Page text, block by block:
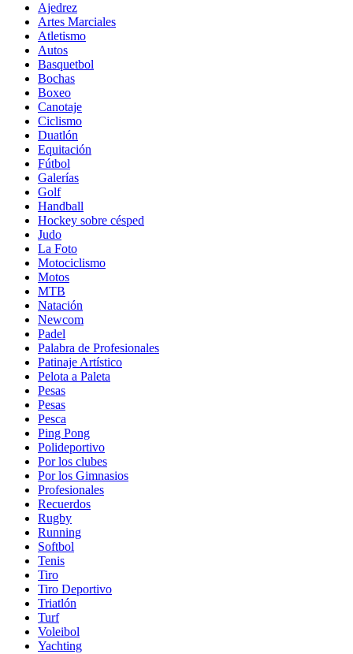
Ajedrez
Artes Marciales
Atletismo
Autos
Basquetbol
Bochas
Boxeo
Canotaje
Ciclismo
Duatlón
Equitación
Fútbol
Galerías
Golf
Handball
Hockey sobre césped
Judo
La Foto
Motociclismo
Motos
MTB
Natación
Newcom
Padel
Palabra de Profesionales
Patinaje Artístico
Pelota a Paleta
Pesas
Pesas
Pesca
Ping Pong
Polideportivo
Por los clubes
Por los Gimnasios
Profesionales
Recuerdos
Rugby
Running
Softbol
Tenis
Tiro
Tiro Deportivo
Triatlón
Turf
Voleibol
Yachting